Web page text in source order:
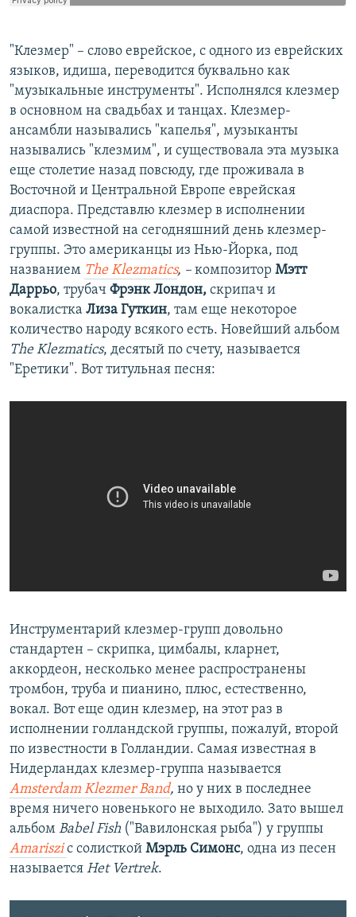
"Клезмер" – слово еврейское, с одного из еврейских
языков, идиша, переводится буквально как
"музыкальные инструменты". Исполнялся клезмер
в основном на свадьбах и танцах. Клезмер-
ансамбли назывались "капелья", музыканты
назывались "клезмим", и существовала эта музыка
еще столетие назад повсюду, где проживала в
Восточной и Центральной Европе еврейская
диаспора. Представлю клезмер в исполнении
самой известной на сегодняшний день клезмер-
группы. Это американцы из Нью-Йорка, под
названием The Klezmatics, – композитор Мэтт
Даррьо, трубач Фрэнк Лондон, скрипач и
вокалистка Лиза Гуткин, там еще некоторое
количество народу всякого есть. Новейший альбом
The Klezmatics, десятый по счету, называется
"Еретики". Вот титульная песня:
Инструментарий клезмер-групп довольно
стандартен – скрипка, цимбалы, кларнет,
аккордеон, несколько менее распространены
тромбон, труба и пианино, плюс, естественно,
вокал. Вот еще один клезмер, на этот раз в
исполнении голландской группы, пожалуй, второй
по известности в Голландии. Самая известная в
Нидерландах клезмер-группа называется
Amsterdam Klezmer Band, но у них в последнее
время ничего новенького не выходило. Зато вышел
альбом Babel Fish ("Вавилонская рыба") у группы
Amariszi с солисткой Мэрль Симонс, одна из песен
называется Het Vertrek.